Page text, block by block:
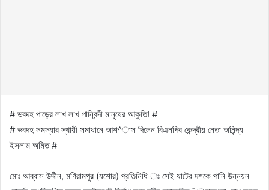
# ভবদহ পাড়ের লাখ লাখ পানিবন্দী মানুষের আকুতি! #
# ভবদহ সমস্যার স্থায়ী সমাধানে আশ^াস দিলেন বিএনপির কেন্দ্রীয় নেতা অনিন্দ্য
ইসলাম অমিত #
মোঃ আব্বাস উদ্দীন, মণিরামপুর (যশোর) প্রতিনিধি ঃ সেই ষাটের দশকে পানি উন্নয়ন